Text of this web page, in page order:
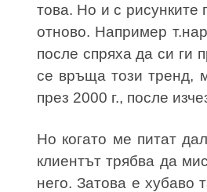
това. Но и с рисунките
отново. Например
после спряха да си ги
се връща този тренд,
през 2000 г., после
Но когато ме питат
клиентът трябва да
него. Затова е хубаво